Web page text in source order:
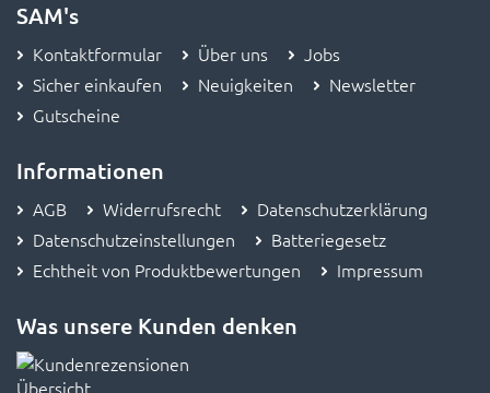
SAM's
Kontaktformular Über uns
Jobs
Sicher einkaufen
Neuigkeiten
Newsletter
Gutscheine
Informationen
AGB Widerrufsrecht
Datenschutzerklärung
Datenschutzeinstellungen
Batteriegesetz
Echtheit von Produktbewertungen
Impressum
Was unsere Kunden denken